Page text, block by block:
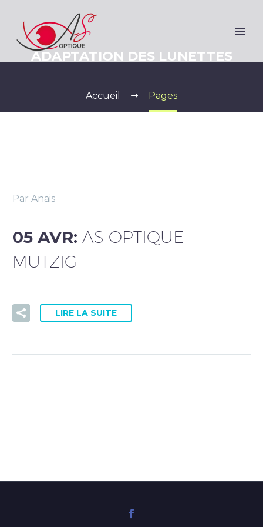
PRISE DE RDV DOCTOLIB
ADAPTATION DES LUNETTES
Accueil Pages
Par Anais
05 AVR: AS OPTIQUE
MUTZIG
LIRE LA SUITE